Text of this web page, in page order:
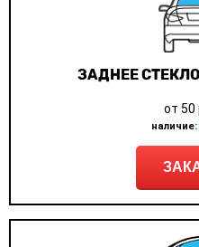
ЗАДНЕЕ СТЕКЛО
от 50
наличие: